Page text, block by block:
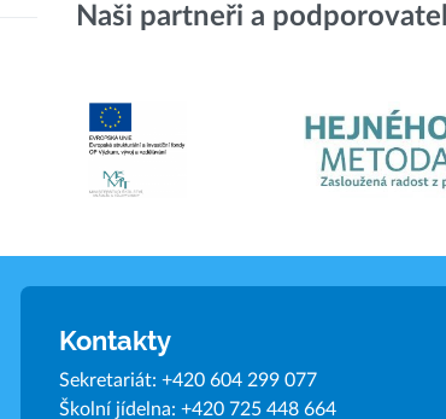
Naši partneři a
Kontakty
Sekretariát: +420 604 299 077
Školní jídelna: +420 725 448 664